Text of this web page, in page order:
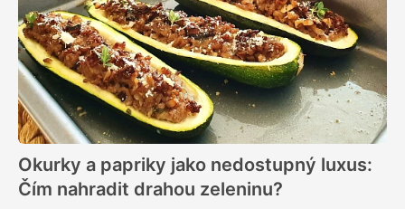
Okurky a papriky jako nedostupný luxus:
Čím nahradit drahou zeleninu?